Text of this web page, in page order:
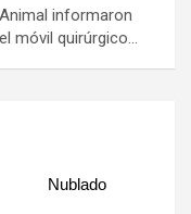
informaron
móvil quirúrgico…
Nublado